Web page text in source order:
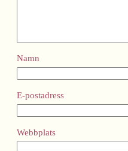
Namn
E-postadress
Webbplats